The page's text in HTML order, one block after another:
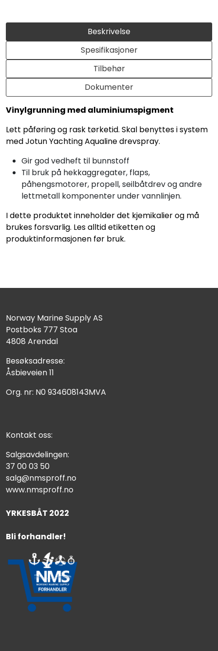
Beskrivelse
Spesifikasjoner
Tilbehør
Dokumenter
Vinylgrunning med aluminiumspigment
Lett påføring og rask tørketid. Skal benyttes i system
med Jotun Yachting Aqualine drevspray.
Gir god vedheft til bunnstoff
Til bruk på hekkaggregater, flaps,
påhengsmotorer, propell, seilbåtdrev og andre
lettmetall komponenter under vannlinjen.
I dette produktet inneholder det kjemikalier og må
brukes forsvarlig. Les alltid etiketten og
produktinformasjonen før bruk.
Norway Marine Supply AS
Postboks 777 Stoa
4808 Arendal
Besøksadresse:
Åsbieveien 11
Org. nr: N0 934608143MVA
Kontakt oss:
Salgsavdelingen:
37 00 03 50
salg@nmsproff.no
www.nmsproff.no
YRKESBÅT 2022
Bli forhandler!